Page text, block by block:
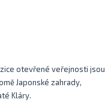
otevřené veřejnosti jsou
Japonské zahrady,
Kláry.